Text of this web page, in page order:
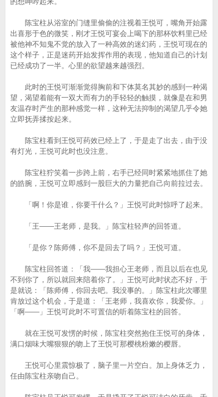
陈宝柱从浴室的门缝里偷偷的注视着王悦可，嘴角开始露
出喜形于色的微笑，刚才王悦可宴会上喝下的那杯饮料里已经
被他神不知鬼不觉的放入了一种高效的迷幻药，王悦可现在的
这个样子，正是迷药开始发挥作用的表现，他知道自己的计划
已经成功了一半。心里的欲望越来越强烈。
此时的王悦可渐渐觉得胸前和下体莫名其妙的感到一种渴
望，渴望着能有一双大而有力的手轻轻的触摸，就像是在和男
友温存时产生的那种感觉一样，这种无法抑制的渴望几乎令她
立即抚弄揉按起来。
陈宝柱看到王悦可药效已经上了，于是走了出去，由于没
有灯光，王悦可此时也没注意。
陈宝柱狞笑着一步跨上前，右手已经同时紧紧地抓住了她
的皓腕，王悦可立即感到一股巨大的力量把自己向前拉过去。
「啊！你是谁，你要干什么？」王悦可此时惊呼了起来。
「王——王老师，是我。」陈宝柱轻声的回答道。
「是你？陈师傅，你不是回去了吗？」王悦可道。
陈宝柱回答道：「我——我担心王老师，而且以后在也见
不到你了，所以就回来陪着你了。」王悦可此时状态不好，于
是就说：「陈师傅，你回去吧。我没事的。」陈宝柱此次哪里
肯放过这个机会，于是道：「王老师，我喜欢你，我爱你。」
「啊——」王悦可此时不可置信的听着陈宝柱的回答。
就在王悦可发愣的时候，陈宝柱突然抱住王悦可的身体，
满口烟味大嘴狠狠的吻上了王悦可那樱桃粉嫩的樱唇。
王悦可心里震惊极了，脑子里一片空白。加上身体乏力，
任由陈宝柱亲吻自己。